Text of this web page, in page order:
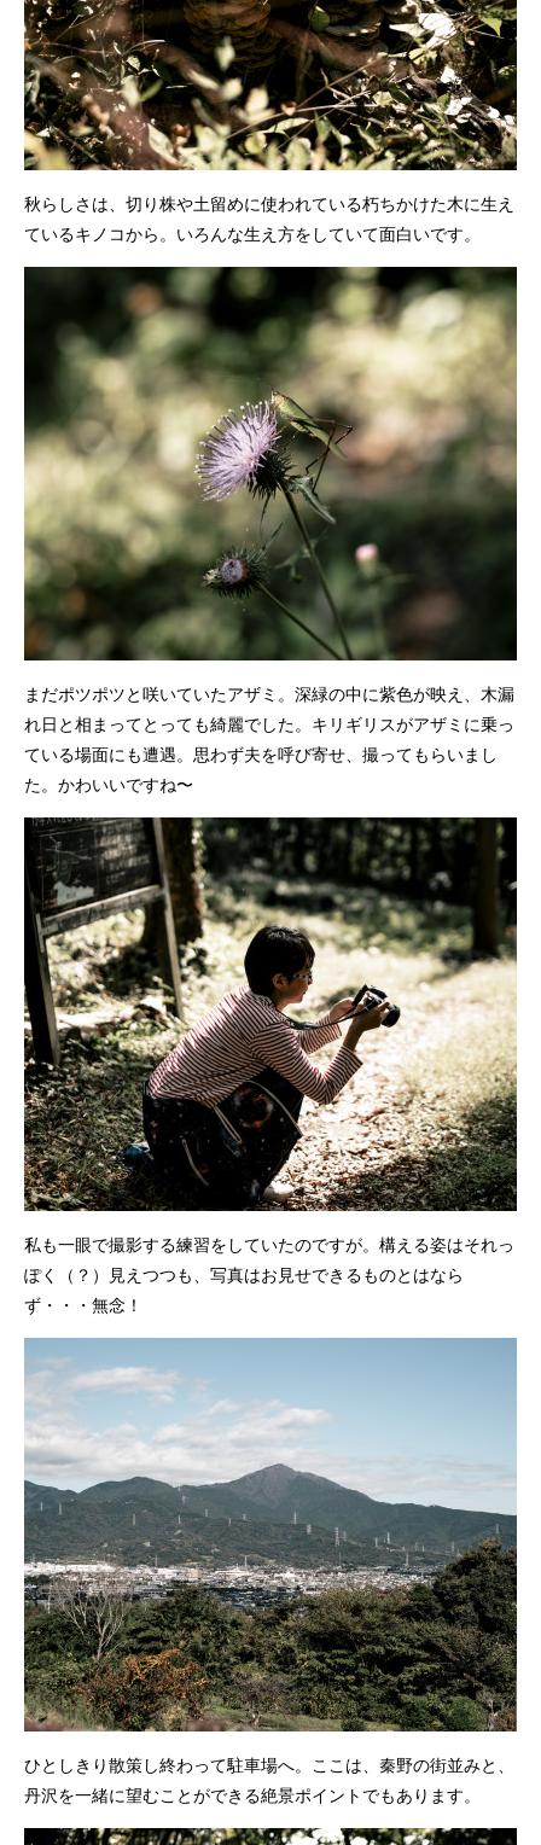
秋らしさは、切り株や土留めに使われている朽ちかけた木に生え
ているキノコから。いろんな生え方をしていて面白いです。
まだポツポツと咲いていたアザミ。深緑の中に紫色が映え、木漏
れ日と相まってとっても綺麗でした。キリギリスがアザミに乗っ
ている場面にも遭遇。思わず夫を呼び寄せ、撮ってもらいまし
た。かわいいですね〜
私も一眼で撮影する練習をしていたのですが。構える姿はそれっ
ぽく（？）見えつつも、写真はお見せできるものとはなら
ず・・・無念！
ひとしきり散策し終わって駐車場へ。ここは、秦野の街並みと、
丹沢を一緒に望むことができる絶景ポイントでもあります。